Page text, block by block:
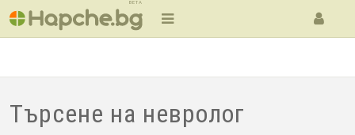
BETA
Търсене на невролог